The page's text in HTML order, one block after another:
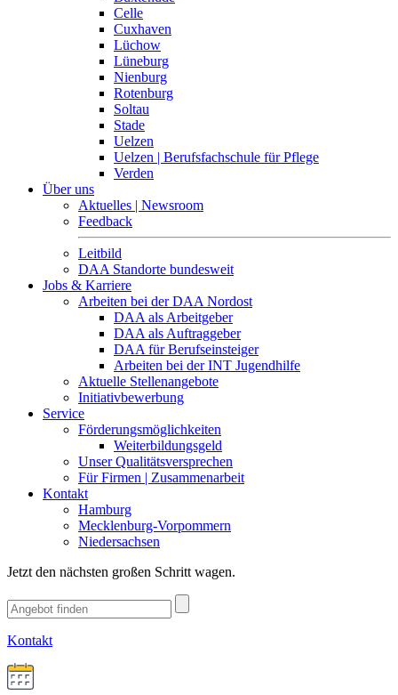
Celle
Cuxhaven
Lüchow
Lüneburg
Nienburg
Rotenburg
Soltau
Stade
Uelzen
Uelzen | Berufsfachschule für Pflege
Verden
Über uns
Aktuelles | Newsroom
Feedback
Leitbild
DAA Standorte bundesweit
Jobs & Karriere
Arbeiten bei der DAA Nordost
DAA als Arbeitgeber
DAA als Auftraggeber
DAA für Berufseinsteiger
Arbeiten bei der INT Jugendhilfe
Aktuelle Stellenangebote
Initiativbewerbung
Service
Förderungsmöglichkeiten
Weiterbildungsgeld
Unser Qualitätsversprechen
Für Firmen | Zusammenarbeit
Kontakt
Hamburg
Mecklenburg-Vorpommern
Niedersachsen
Jetzt den nächsten großen Schritt wagen.
Kontakt